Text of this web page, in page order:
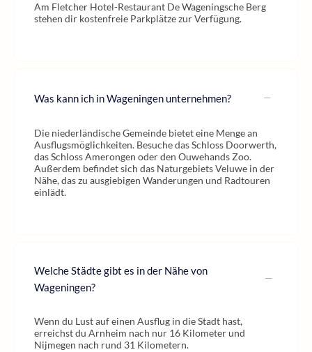
Am Fletcher Hotel-Restaurant De Wageningsche Berg
stehen dir kostenfreie Parkplätze zur Verfügung.
Was kann ich in Wageningen unternehmen?
Die niederländische Gemeinde bietet eine Menge an
Ausflugsmöglichkeiten. Besuche das Schloss Doorwerth,
das Schloss Amerongen oder den Ouwehands Zoo.
Außerdem befindet sich das Naturgebiets Veluwe in der
Nähe, das zu ausgiebigen Wanderungen und Radtouren
einlädt.
Welche Städte gibt es in der Nähe von
Wageningen?
Wenn du Lust auf einen Ausflug in die Stadt hast,
erreichst du Arnheim nach nur 16 Kilometer und
Nijmegen nach rund 31 Kilometern.